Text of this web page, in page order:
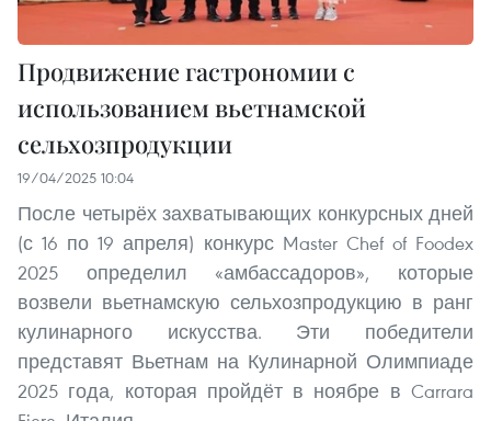
Продвижение гастрономии с
использованием вьетнамской
сельхозпродукции
19/04/2025 10:04
После четырёх захватывающих конкурсных дней
(с 16 по 19 апреля) конкурс Master Chef of Foodex
2025 определил «амбассадоров», которые
возвели вьетнамскую сельхозпродукцию в ранг
кулинарного искусства. Эти победители
представят Вьетнам на Кулинарной Олимпиаде
2025 года, которая пройдёт в ноябре в Carrara